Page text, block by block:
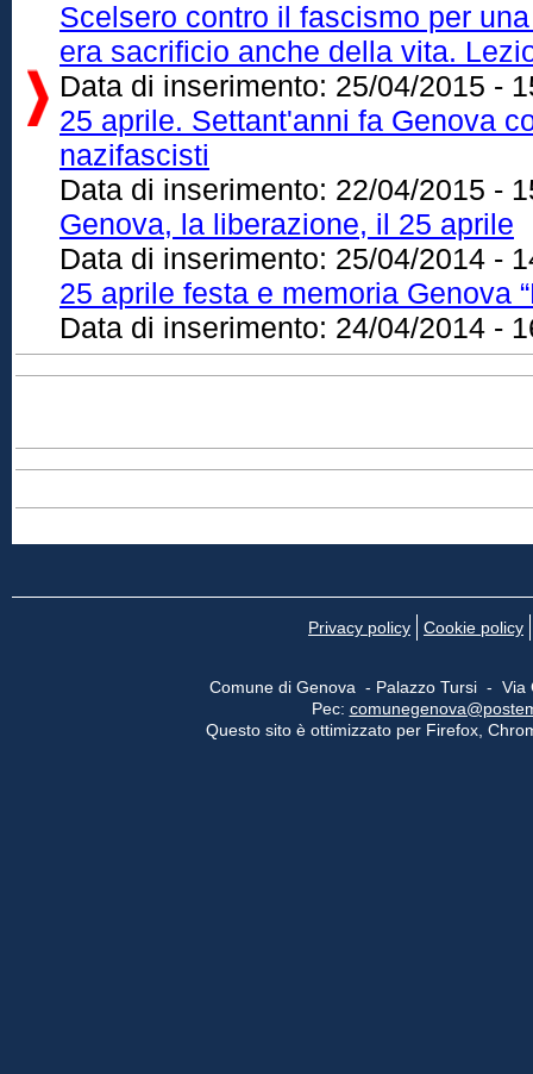
Scelsero contro il fascismo per
era sacrificio anche della vita.
Data di inserimento: 25/04/2015 -
25 aprile. Settant'anni fa Genova
nazifascisti
Data di inserimento: 22/04/2015 -
Genova, la liberazione, il 25 aprile
Data di inserimento: 25/04/2014 -
25 aprile festa e memoria Genova
Data di inserimento: 24/04/2014 -
Privacy policy Cookie policy
Comune di Genova - Palazzo Tursi -
Pec:
Questo sito è ottimizzato per Firefox,